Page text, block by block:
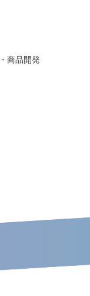
商品開発